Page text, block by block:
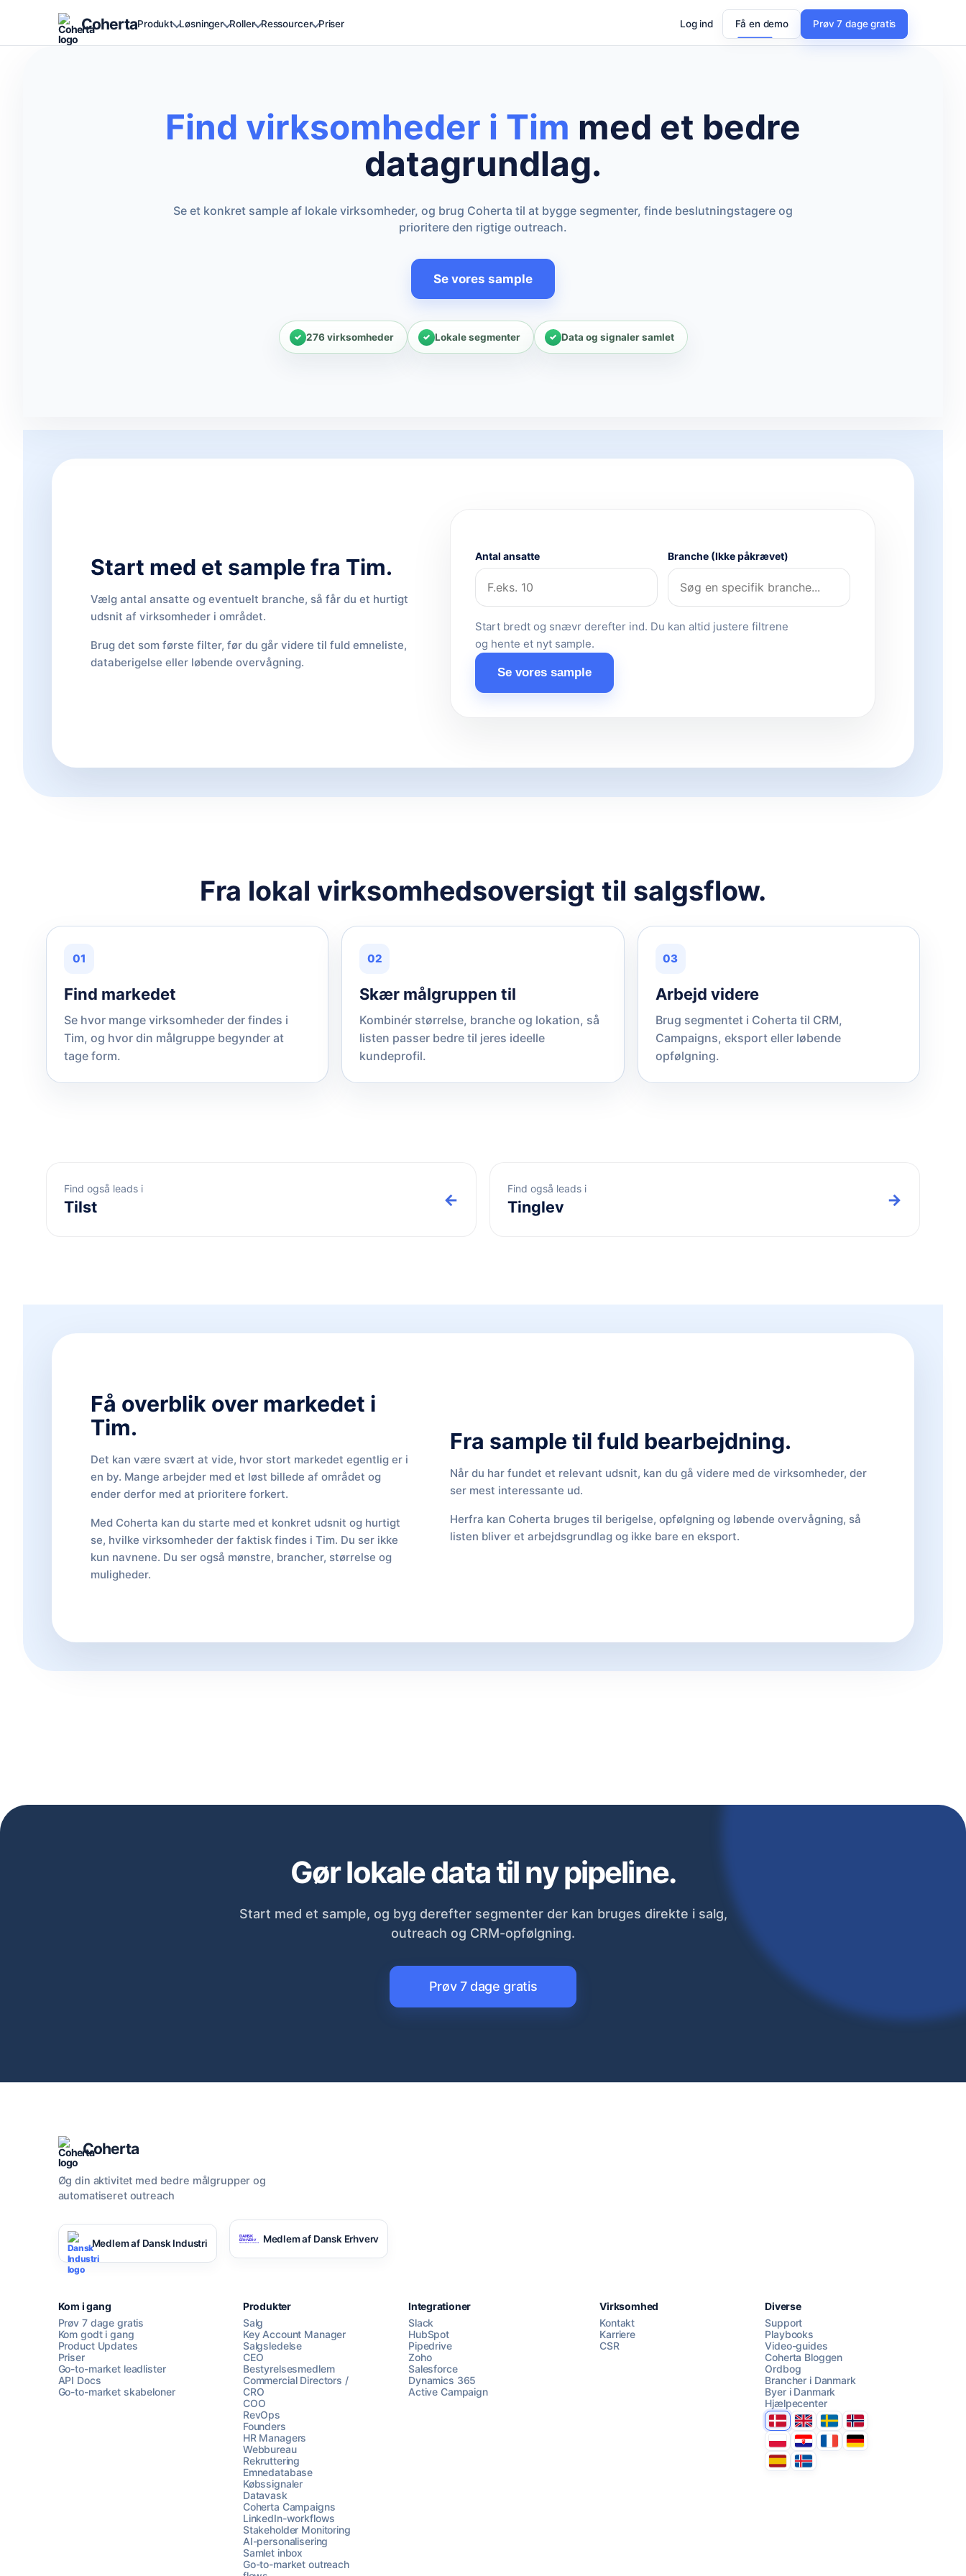
CohertaProdukt Løsninger Roller Ressourcer Priser Log ind Få en demo Prøv 7 dage gratis
Find virksomheder i Tim med et bedre
datagrundlag.
Se et konkret sample af lokale virksomheder, og brug Coherta til at bygge segmenter, finde beslutningstagere og
prioritere den rigtige outreach.
Se vores sample
276 virksomheder Lokale segmenter Data og signaler samlet
Start med et sample fra Tim.
Vælg antal ansatte og eventuelt branche, så får du et hurtigt
udsnit af virksomheder i området.
Brug det som første filter, før du går videre til fuld emneliste,
databerigelse eller løbende overvågning.
Antal ansatte Branche (Ikke påkrævet)
Start bredt og snævr derefter ind. Du kan altid justere filtrene
og hente et nyt sample.
Se vores sample
Fra lokal virksomhedsoversigt til salgsflow.
01
Find markedet
Se hvor mange virksomheder der findes i
Tim, og hvor din målgruppe begynder at
tage form.
02
Skær målgruppen til
Kombinér størrelse, branche og lokation, så
listen passer bedre til jeres ideelle
kundeprofil.
03
Arbejd videre
Brug segmentet i Coherta til CRM,
Campaigns, eksport eller løbende
opfølgning.
Find også leads i
Tilst ←
Find også leads i
Tinglev →
Få overblik over markedet i
Tim.
Det kan være svært at vide, hvor stort markedet egentlig er i
en by. Mange arbejder med et løst billede af området og
ender derfor med at prioritere forkert.
Med Coherta kan du starte med et konkret udsnit og hurtigt
se, hvilke virksomheder der faktisk findes i Tim. Du ser ikke
kun navnene. Du ser også mønstre, brancher, størrelse og
muligheder.
Fra sample til fuld bearbejdning.
Når du har fundet et relevant udsnit, kan du gå videre med de virksomheder, der
ser mest interessante ud.
Herfra kan Coherta bruges til berigelse, opfølgning og løbende overvågning, så
listen bliver et arbejdsgrundlag og ikke bare en eksport.
Gør lokale data til ny pipeline.
Start med et sample, og byg derefter segmenter der kan bruges direkte i salg,
outreach og CRM-opfølgning.
Prøv 7 dage gratis
AI Campaign Assist Chat with us
Coherta
Øg din aktivitet med bedre målgrupper og
automatiseret outreach
Medlem af Dansk Industri Medlem af Dansk Erhverv
Kom i gang
Prøv 7 dage gratis
Kom godt i gang
Product Updates
Priser
Go-to-market leadlister
API Docs
Go-to-market skabeloner
Produkter
Salg
Key Account Manager
Salgsledelse
CEO
Bestyrelsesmedlem
Commercial Directors /
CRO
COO
RevOps
Founders
HR Managers
Webbureau
Rekruttering
Emnedatabase
Købssignaler
Datavask
Coherta Campaigns
LinkedIn-workflows
Stakeholder Monitoring
AI-personalisering
Samlet inbox
Go-to-market outreach
Integrationer
Slack
HubSpot
Pipedrive
Zoho
Salesforce
Dynamics 365
Active Campaign
Virksomhed
Kontakt
Karriere
CSR
Diverse
Support
Playbooks
Video-guides
Coherta Bloggen
Ordbog
Brancher i Danmark
Byer i Danmark
Hjælpecenter
DanmarkUnited Kingdom
SverigeNorge
PolskaHrvatskaFranceDeutschland
EspanaÍsland